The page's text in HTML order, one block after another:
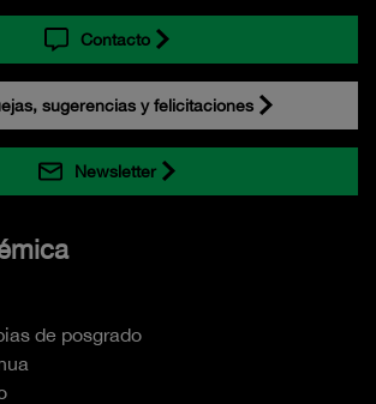
Contacto
sugerencias y felicitaciones
Newsletter
de posgrado